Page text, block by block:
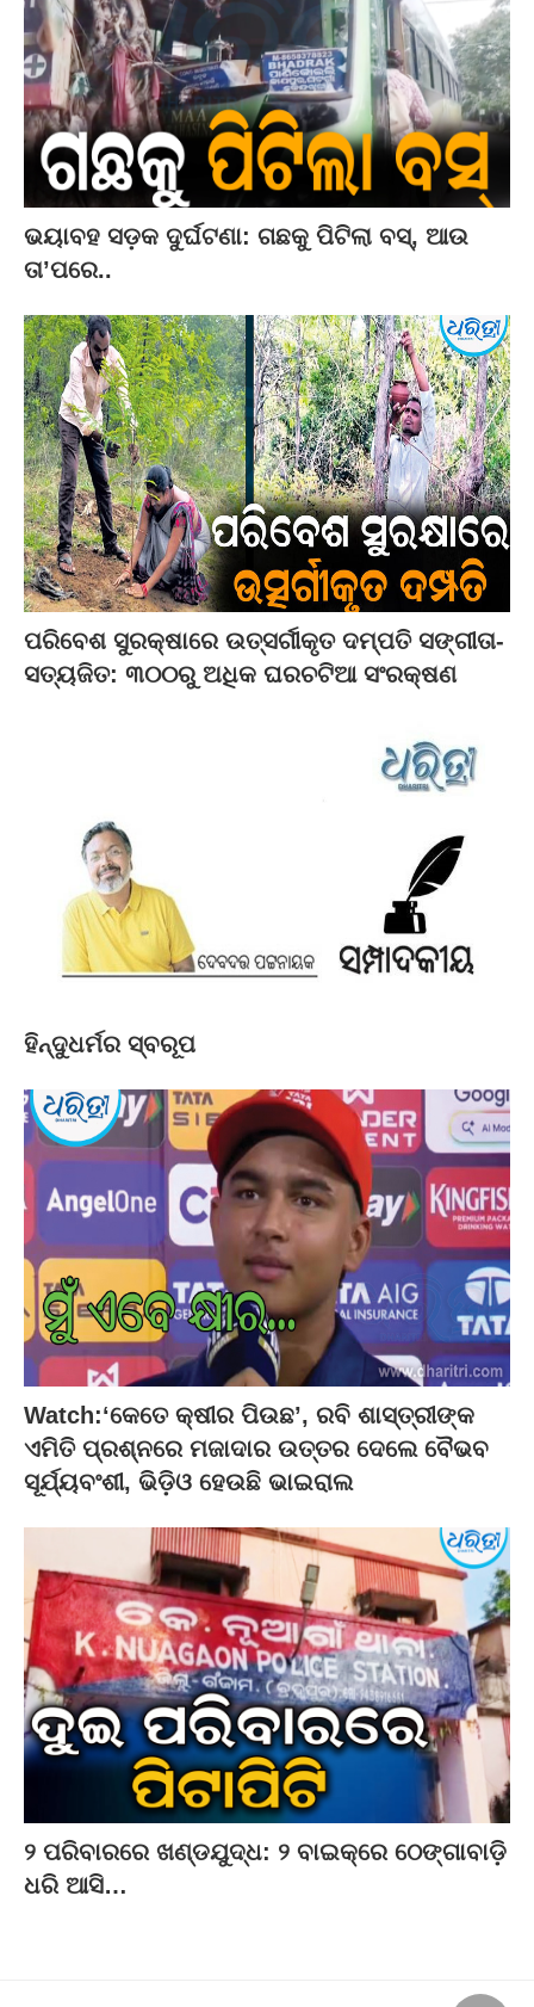
ଭୟାବହ ସଡ଼କ ଦୁର୍ଘଟଣା: ଗଛକୁ ପିଟିଲା ବସ୍‌, ଆଉ
ତା’ପରେ..
ପରିବେଶ ସୁରକ୍ଷାରେ ଉତ୍ସର୍ଗୀକୃତ ଦମ୍ପତି ସଙ୍ଗୀତା-
ସତ୍ୟଜିତ: ୩୦୦ରୁ ଅଧିକ ଘରଚଟିଆ ସଂରକ୍ଷଣ
ହିନ୍ଦୁଧର୍ମର ସ୍ବରୂପ
Watch:‘କେତେ କ୍ଷୀର ପିଉଛ’, ରବି ଶାସ୍ତ୍ରୀଙ୍କ
ଏମିତି ପ୍ରଶ୍ନରେ ମଜାଦାର ଉତ୍ତର ଦେଲେ ବୈଭବ
ସୂର୍ଯ୍ୟବଂଶୀ, ଭିଡ଼ିଓ ହେଉଛି ଭାଇରାଲ
୨ ପରିବାରରେ ଖଣ୍ଡଯୁଦ୍ଧ: ୨ ବାଇକ୍‌ରେ ଠେଙ୍ଗାବାଡ଼ି
ଧରି ଆସି…